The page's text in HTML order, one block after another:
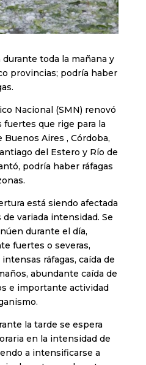
toda la mañana y
provincias; podría haber
Nacional (SMN) renovó
que rige para la
Aires , Córdoba,
del Estero y Río de
podría haber ráfagas
está siendo afectada
variada intensidad. Se
durante el día,
fuertes o severas,
ráfagas, caída de
abundante caída de
e importante actividad
la tarde se espera
en la intensidad de
a intensificarse a